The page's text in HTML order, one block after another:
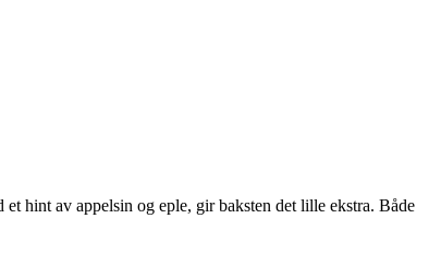
hint av appelsin og eple, gir baksten det lille ekstra. Både